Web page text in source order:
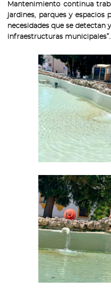
Mantenimiento continua
jardines, parques y espacios
necesidades que se detectan
infraestructuras municipales”.